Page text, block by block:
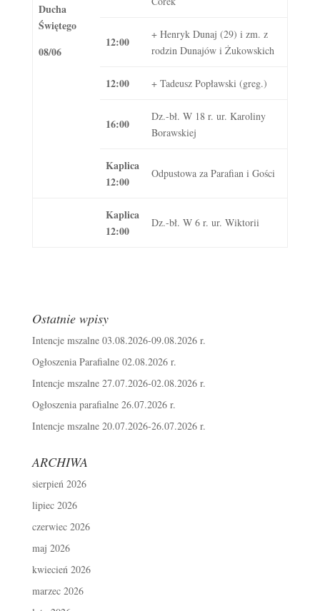
Ducha
Świętego
08/06
12:00
+ Henryk Dunaj (29) i zm. z
rodzin Dunajów i Żukowskich
12:00 + Tadeusz Popławski (greg.)
16:00
Dz.-bł. W 18 r. ur. Karoliny
Borawskiej
Kaplica
12:00
Odpustowa za Parafian i Gości
Kaplica
12:00
Dz.-bł. W 6 r. ur. Wiktorii
Ostatnie wpisy
Intencje mszalne 03.08.2026-09.08.2026 r.
Ogłoszenia Parafialne 02.08.2026 r.
Intencje mszalne 27.07.2026-02.08.2026 r.
Ogłoszenia parafialne 26.07.2026 r.
Intencje mszalne 20.07.2026-26.07.2026 r.
ARCHIWA
sierpień 2026
lipiec 2026
czerwiec 2026
maj 2026
kwiecień 2026
marzec 2026